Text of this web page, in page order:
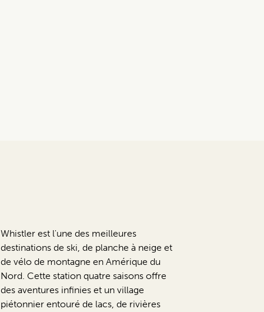
Whistler est l'une des meilleures
destinations de ski, de planche à neige et
de vélo de montagne en Amérique du
Nord. Cette station quatre saisons offre
des aventures infinies et un village
piétonnier entouré de lacs, de rivières